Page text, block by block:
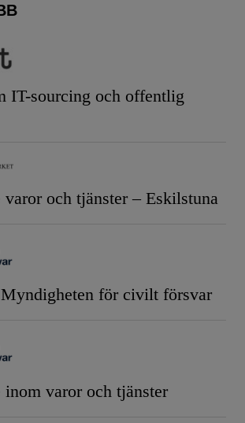
IT-sourcing och offentlig
varor och tjänster – Eskilstuna
för civilt försvar
inom varor och tjänster